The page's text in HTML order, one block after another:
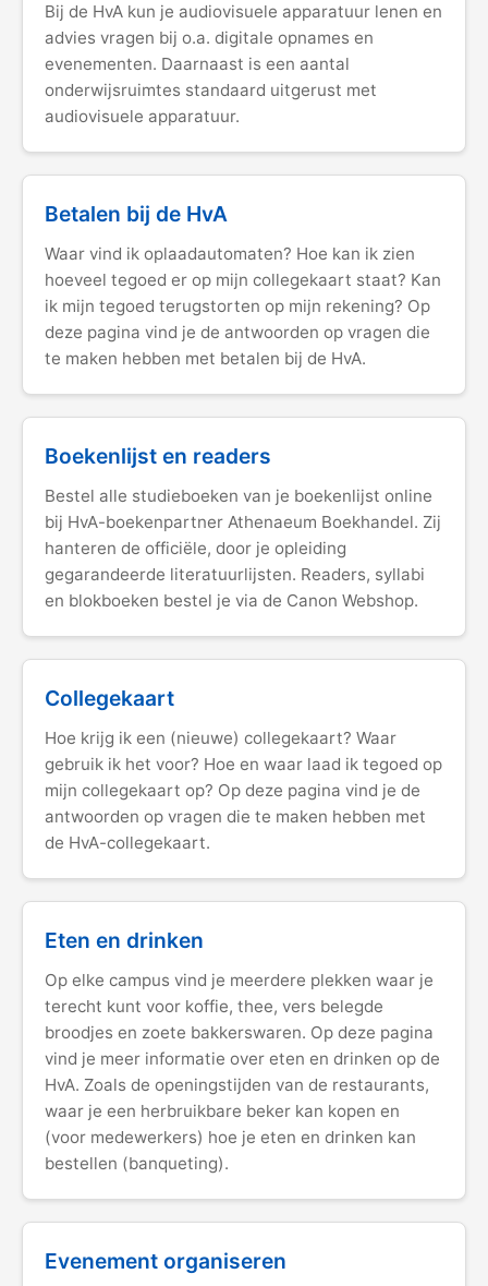
Bij de HvA kun je audiovisuele apparatuur lenen en
advies vragen bij o.a. digitale opnames en
evenementen. Daarnaast is een aantal
onderwijsruimtes standaard uitgerust met
audiovisuele apparatuur.
Betalen bij de HvA
Waar vind ik oplaadautomaten? Hoe kan ik zien
hoeveel tegoed er op mijn collegekaart staat? Kan
ik mijn tegoed terugstorten op mijn rekening? Op
deze pagina vind je de antwoorden op vragen die
te maken hebben met betalen bij de HvA.
Boekenlijst en readers
Bestel alle studieboeken van je boekenlijst online
bij HvA-boekenpartner Athenaeum Boekhandel. Zij
hanteren de officiële, door je opleiding
gegarandeerde literatuurlijsten. Readers, syllabi
en blokboeken bestel je via de Canon Webshop.
Collegekaart
Hoe krijg ik een (nieuwe) collegekaart? Waar
gebruik ik het voor? Hoe en waar laad ik tegoed op
mijn collegekaart op? Op deze pagina vind je de
antwoorden op vragen die te maken hebben met
de HvA-collegekaart.
Eten en drinken
Op elke campus vind je meerdere plekken waar je
terecht kunt voor koffie, thee, vers belegde
broodjes en zoete bakkerswaren. Op deze pagina
vind je meer informatie over eten en drinken op de
HvA. Zoals de openingstijden van de restaurants,
waar je een herbruikbare beker kan kopen en
(voor medewerkers) hoe je eten en drinken kan
bestellen (banqueting).
Evenement organiseren